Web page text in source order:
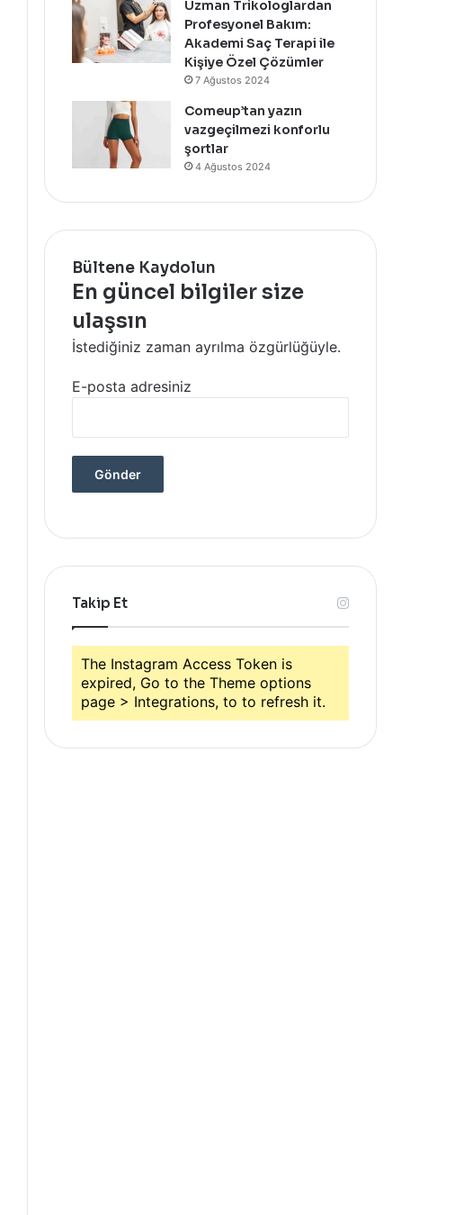
Uzman Trikologlardan
Profesyonel Bakım:
Akademi Saç Terapi ile
Kişiye Özel Çözümler
7 Ağustos 2024
Comeup’tan yazın
vazgeçilmezi konforlu
şortlar
4 Ağustos 2024
Bültene Kaydolun
En güncel bilgiler size
ulaşsın
İstediğiniz zaman ayrılma özgürlüğüyle.
E-posta adresiniz
Takip Et
The Instagram Access Token is
expired, Go to the Theme options
page > Integrations, to to refresh it.